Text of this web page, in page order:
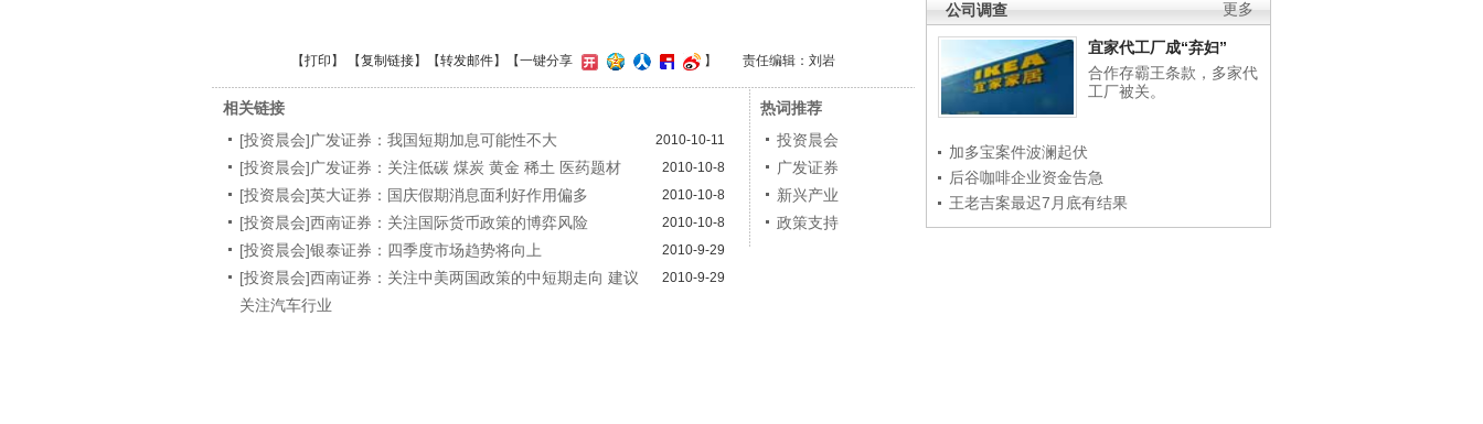
更多
公司调查
宜家代工厂成“弃妇”
合作存霸王条款，多家代
工厂被关。
加多宝案件波澜起伏
后谷咖啡企业资金告急
王老吉案最迟7月底有结果
【打印 】 【复制链接】【转发邮件】 【一键分享 】 责任编辑：刘岩
相关链接
[投资晨会]广发证券：我国短期加息可能性不大
2010-10-11
[投资晨会]广发证券：关注低碳 煤炭 黄金 稀土 医药题材 2010-10-8
[投资晨会]英大证券：国庆假期消息面利好作用偏多 2010-10-8
[投资晨会]西南证券：关注国际货币政策的博弈风险 2010-10-8
[投资晨会]银泰证券：四季度市场趋势将向上 2010-9-29
[投资晨会]西南证券：关注中美两国政策的中短期走向 建议
关注汽车行业
2010-9-29
热词推荐
投资晨会
广发证券
新兴产业
政策支持